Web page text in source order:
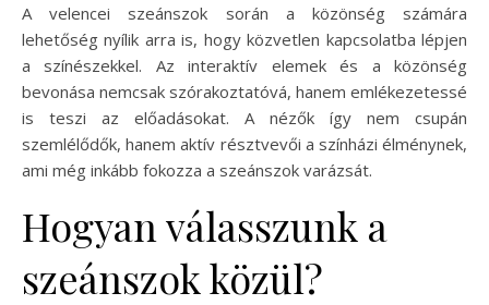
A velencei szeánszok során a közönség számára
lehetőség nyílik arra is, hogy közvetlen kapcsolatba lépjen
a színészekkel. Az interaktív elemek és a közönség
bevonása nemcsak szórakoztatóvá, hanem emlékezetessé
is teszi az előadásokat. A nézők így nem csupán
szemlélődők, hanem aktív résztvevői a színházi élménynek,
ami még inkább fokozza a szeánszok varázsát.
Hogyan válasszunk a
szeánszok közül?